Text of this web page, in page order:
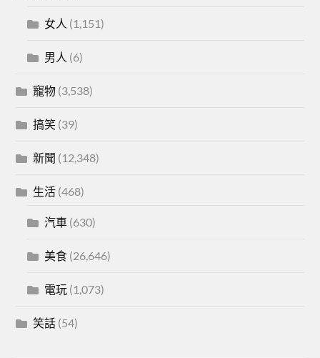
女人 (1,151)
男人 (6)
寵物 (3,538)
搞笑 (39)
新聞 (12,348)
生活 (468)
汽車 (630)
美食 (26,646)
電玩 (1,073)
笑話 (54)